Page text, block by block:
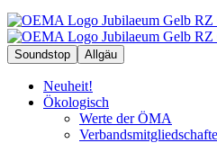
Soundstop Allgäu
Neuheit!
Ökologisch
Werte der ÖMA